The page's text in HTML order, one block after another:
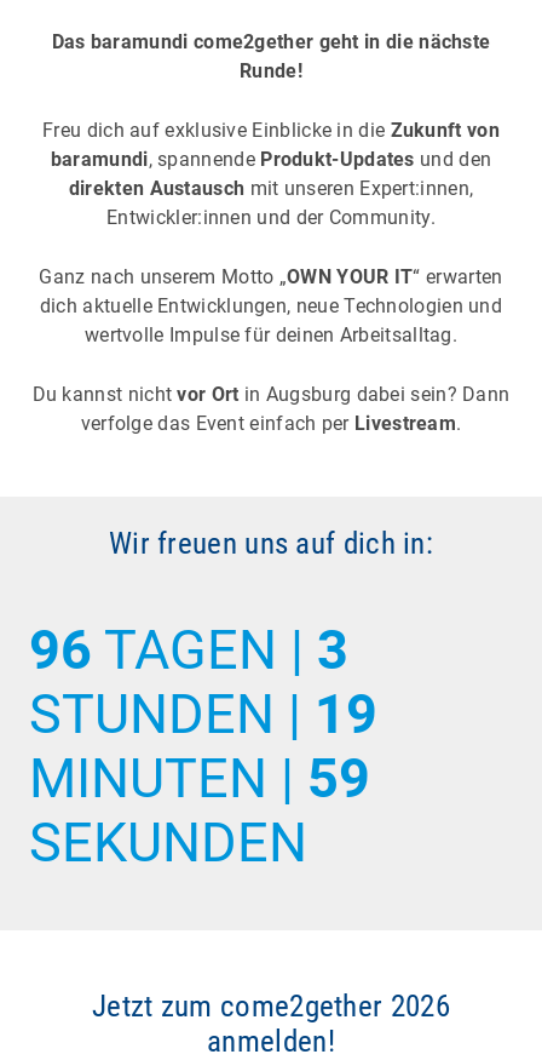
Das baramundi come2gether geht in die nächste
Runde!
Freu dich auf exklusive Einblicke in die Zukunft von
baramundi, spannende Produkt-Updates und den
direkten Austausch mit unseren Expert:innen,
Entwickler:innen und der Community.
Ganz nach unserem Motto „OWN YOUR IT“ erwarten
dich aktuelle Entwicklungen, neue Technologien und
wertvolle Impulse für deinen Arbeitsalltag.
Du kannst nichtvor Ort in Augsburg dabei sein? Dann
verfolge das Event einfach per Livestream.
Wir freuen uns auf dich in:
96 TAGEN | 3
STUNDEN | 19
MINUTEN | 58
SEKUNDEN
Jetzt zum come2gether 2026
anmelden!